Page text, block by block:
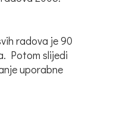
radova je 90
Potom slijedi
uporabne